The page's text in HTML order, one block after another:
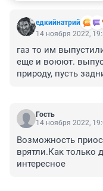
едкийнатрий
14 ноября 2022,
газ то им
еще и воюют.
природу, пусть
Гость
14 ноября 2022,
Возможность
врятли.Как только
интересное